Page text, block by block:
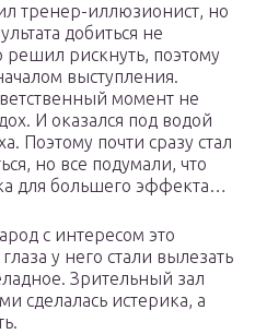
тренер-иллюзионист, но
добиться не
решил рискнуть, поэтому
выступления.
момент не
И оказался под водой
Поэтому почти сразу стал
но все подумали, что
для большего эффекта…
с интересом это
у него стали вылезать
Зрительный зал
сделалась истерика, а